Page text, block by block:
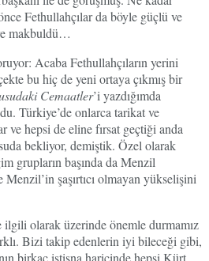
Fethullahçılar da böyle güçlü ve
makbuldü…
Acaba Fethullahçıların yerini
bu hiç de yeni ortaya çıkmış bir
Cemaatler’i yazdığımda
Türkiye’de onlarca tarikat ve
ve hepsi de eline fırsat geçtiği anda
bekliyor, demiştik. Özel olarak
grupların başında da Menzil
şaşırtıcı olmayan yükselişini
olarak üzerinde önemle durmamız
Bizi takip edenlerin iyi bileceği gibi,
birkaç istisna haricinde hepsi Kürt